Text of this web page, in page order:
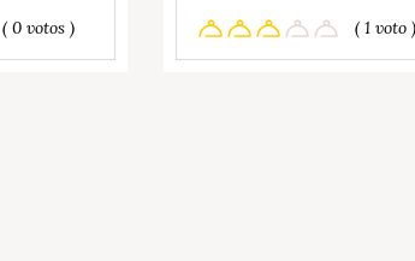
( 0 votos ) ( 1 voto )